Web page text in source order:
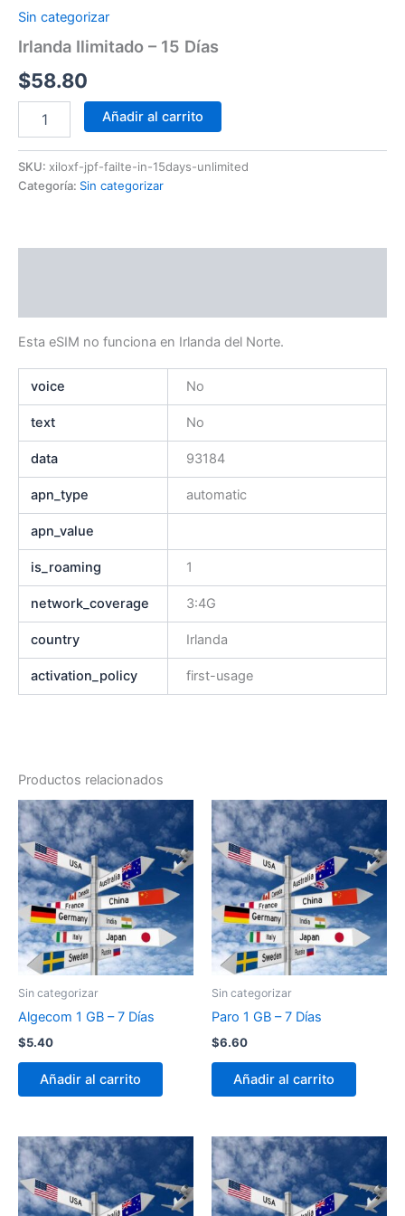
Sin categorizar
Irlanda Ilimitado – 15 Días
$58.80
Añadir al carrito
SKU: xiloxf-jpf-failte-in-15days-unlimited
Categoría: Sin categorizar
Esta eSIM no funciona en Irlanda del Norte.
voice No
text No
data 93184
apn_type automatic
apn_value
is_roaming 1
network_coverage 3:4G
country Irlanda
activation_policy first-usage
Productos relacionados
Sin categorizar
Algecom 1 GB – 7 Días
$5.40
Añadir al carrito
Sin categorizar
Paro 1 GB – 7 Días
$6.60
Añadir al carrito